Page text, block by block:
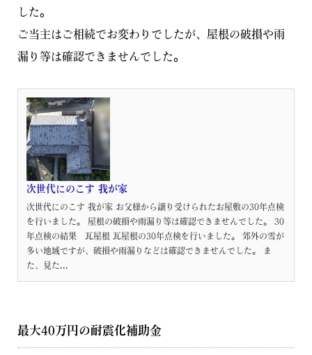
した。
ご当主はご相続でお変わりでしたが、 屋根の破損や雨
漏り等は確認できませんでした。
次世代にのこす 我が家
次世代にのこす 我が家 お父様から譲り受けられたお屋敷の30年点検
を行いました。 屋根の破損や雨漏り等は確認できませんでした。 30
年点検の結果 瓦屋根 瓦屋根の30年点検を行いました。 郊外の雪が
多い地域ですが、破損や雨漏りなどは確認できませんでした。 ま
た、見た...
最大40万円の耐震化補助金